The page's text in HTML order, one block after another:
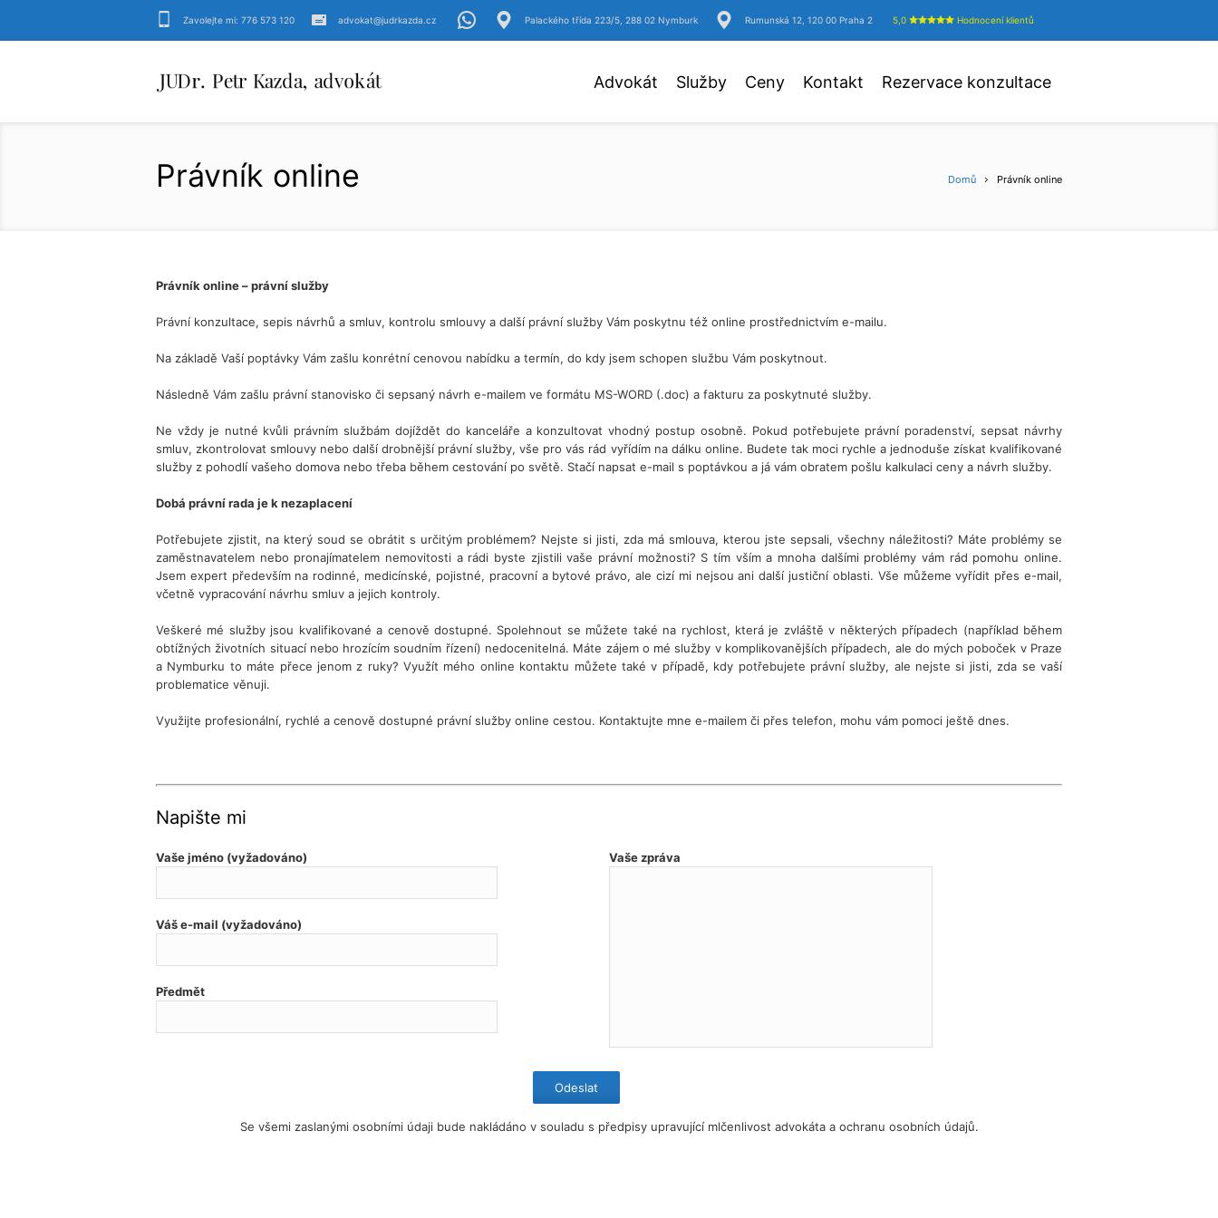
Zavolejte mi: 776 573 120 advokat@judrkazda.cz Palackého třída 223/5, 288 02 Nymburk Rumunská 12, 120 00 Praha 2 5,0 Hodnocení klientů
Advokát Služby Ceny Kontakt Rezervace konzultace
Právník online Domů Právník online
Právník online – právní služby
Právní konzultace, sepis návrhů a smluv, kontrolu smlouvy a další právní služby Vám poskytnu též online prostřednictvím e-mailu.
Na základě Vaší poptávky Vám zašlu konrétní cenovou nabídku a termín, do kdy jsem schopen službu Vám poskytnout.
Následně Vám zašlu právní stanovisko či sepsaný návrh e-mailem ve formátu MS-WORD (.doc) a fakturu za poskytnuté služby.
Ne vždy je nutné kvůli právním službám dojíždět do kanceláře a konzultovat vhodný postup osobně. Pokud potřebujete právní poradenství, sepsat návrhy
smluv, zkontrolovat smlouvy nebo další drobnější právní služby, vše pro vás rád vyřídím na dálku online. Budete tak moci rychle a jednoduše získat kvalifikované
služby z pohodlí vašeho domova nebo třeba během cestování po světě. Stačí napsat e-mail s poptávkou a já vám obratem pošlu kalkulaci ceny a návrh služby.
Dobá právní rada je k nezaplacení
Potřebujete zjistit, na který soud se obrátit s určitým problémem? Nejste si jisti, zda má smlouva, kterou jste sepsali, všechny náležitosti? Máte problémy se
zaměstnavatelem nebo pronajímatelem nemovitosti a rádi byste zjistili vaše právní možnosti? S tím vším a mnoha dalšími problémy vám rád pomohu online.
Jsem expert především na rodinné, medicínské, pojistné, pracovní a bytové právo, ale cizí mi nejsou ani další justiční oblasti. Vše můžeme vyřídit přes e-mail,
včetně vypracování návrhu smluv a jejich kontroly.
Veškeré mé služby jsou kvalifikované a cenově dostupné. Spolehnout se můžete také na rychlost, která je zvláště v některých případech (například během
obtížných životních situací nebo hrozícím soudním řízení) nedocenitelná. Máte zájem o mé služby v komplikovanějších případech, ale do mých poboček v Praze
a Nymburku to máte přece jenom z ruky? Využít mého online kontaktu můžete také v případě, kdy potřebujete právní služby, ale nejste si jisti, zda se vaší
problematice věnuji.
Využijte profesionální, rychlé a cenově dostupné právní služby online cestou. Kontaktujte mne e-mailem či přes telefon, mohu vám pomoci ještě dnes.
Napište mi
Vaše jméno (vyžadováno)
Váš e-mail (vyžadováno)
Předmět
Vaše zpráva
Se všemi zaslanými osobními údaji bude nakládáno v souladu s předpisy upravující mlčenlivost advokáta a ochranu osobních údajů.